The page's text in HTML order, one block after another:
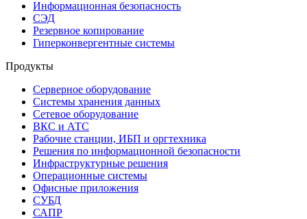
Информационная безопасность
СЭД
Резервное копирование
Гиперконвергентные системы
Продукты
Серверное оборудование
Системы хранения данных
Сетевое оборудование
ВКС и АТС
Рабочие станции, ИБП и оргтехника
Решения по информационной безопасности
Инфраструктурные решения
Операционные системы
Офисные приложения
СУБД
САПР